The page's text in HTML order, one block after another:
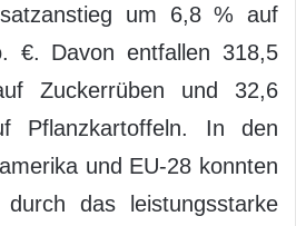
um 6,8 % auf
€. Davon entfallen 318,5
Zuckerrüben und 32,6
Pflanzkartoffeln. In den
und EU-28 konnten
das leistungsstarke